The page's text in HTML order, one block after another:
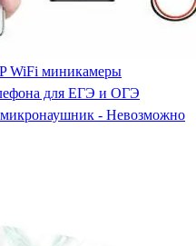
WiFi миникамеры
для ЕГЭ и ОГЭ
- Невозможно